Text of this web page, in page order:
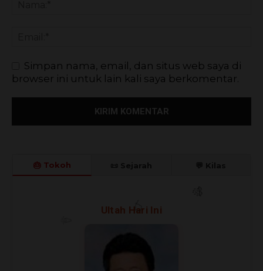
Simpan nama, email, dan situs web saya di
browser ini untuk lain kali saya berkomentar.
🎂 Tokoh
🎉
Ultah Hari Ini